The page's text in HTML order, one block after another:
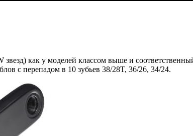
как у моделей классом выше и
с перепадом в 10 зубьев 38/28T, 36/26, 34/24.